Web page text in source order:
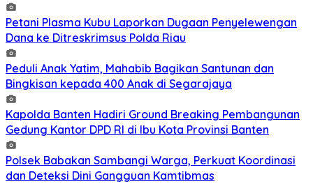
Petani Plasma Kubu Laporkan Dugaan Penyelewengan
Dana ke Ditreskrimsus Polda Riau
Peduli Anak Yatim, Mahabib Bagikan Santunan dan
Bingkisan kepada 400 Anak di Segarajaya
Kapolda Banten Hadiri Ground Breaking Pembangunan
Gedung Kantor DPD RI di Ibu Kota Provinsi Banten
Polsek Babakan Sambangi Warga, Perkuat Koordinasi
dan Deteksi Dini Gangguan Kamtibmas